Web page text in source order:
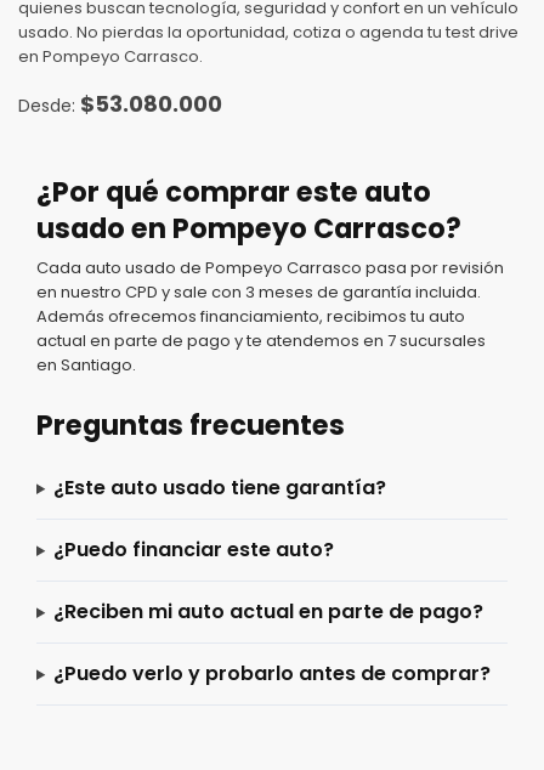
quienes buscan tecnología, seguridad y confort en un vehículo
usado. No pierdas la oportunidad, cotiza o agenda tu test drive
en Pompeyo Carrasco.
$53.080.000
¿Por qué comprar este auto
usado en Pompeyo Carrasco?
Cada auto usado de Pompeyo Carrasco pasa por revisión
en nuestro CPD y sale con 3 meses de garantía incluida.
Además ofrecemos financiamiento, recibimos tu auto
actual en parte de pago y te atendemos en 7 sucursales
en Santiago.
Preguntas frecuentes
¿Este auto usado tiene garantía?
¿Puedo financiar este auto?
¿Reciben mi auto actual en parte de pago?
¿Puedo verlo y probarlo antes de comprar?